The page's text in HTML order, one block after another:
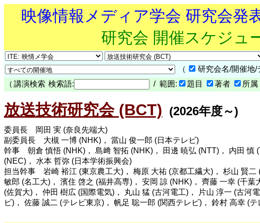
映像情報メディア学会 研究会発
研究会 開催スケジュ
（
研究会名/開催地/
（ 講演検索 検索語: / 範囲: 題目 著者 所属
放送技術研究会 (BCT) (2026年度～)
委員長 岡田 実 (奈良先端大)
副委員長 大槻 一博 (NHK)， 當山 俊一郎 (日本テレビ)
幹事 朝倉 慎悟 (NHK)， 島﨑 智拓 (NHK)， 田邊 暁弘 (NTT)， 内田 慎
(NEC)， 水本 哲弥 (日本学術振興会)
担当幹事 岩崎 裕江 (東京農工大)， 梅原 大祐 (京都工繊大)， 杉山 賢二
敏郎 (名工大)， 濱住 啓之 (福井高専)， 安岡 諒 (NHK)， 齊藤 一幸 (千
(佐賀大)， 仲田 樹広 (国際電気)， 丸山 猛 (古河電工)， 片山 淳一 (古河
ビ)， 佐藤 誠二 (テレビ東京)， 帆足 聡一郎 (関西テレビ)， 鈴村 高幸 (